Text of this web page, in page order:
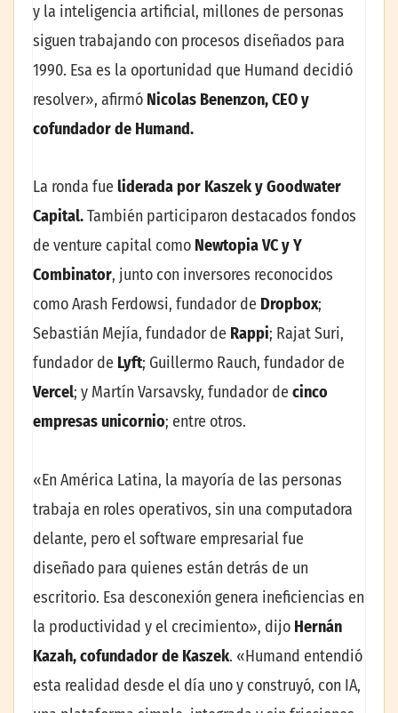
y la inteligencia artificial, millones de personas
siguen trabajando con procesos diseñados para
1990. Esa es la oportunidad que Humand decidió
resolver», afirmó Nicolas Benenzon, CEO y
cofundador de Humand.
La ronda fue liderada por Kaszek y Goodwater
Capital.También participaron destacados fondos
de venture capital como Newtopia VC y Y
Combinator, junto con inversores reconocidos
como Arash Ferdowsi, fundador de Dropbox;
Sebastián Mejía, fundador de Rappi; Rajat Suri,
fundador de Lyft; Guillermo Rauch, fundador de
Vercel; y Martín Varsavsky, fundador de cinco
empresas unicornio; entre otros.
«En América Latina, la mayoría de las personas
trabaja en roles operativos, sin una computadora
delante, pero el software empresarial fue
diseñado para quienes están detrás de un
escritorio. Esa desconexión genera ineficiencias en
la productividad y el crecimiento», dijo Hernán
Kazah, cofundador de Kaszek. «Humand entendió
esta realidad desde el día uno y construyó, con IA,